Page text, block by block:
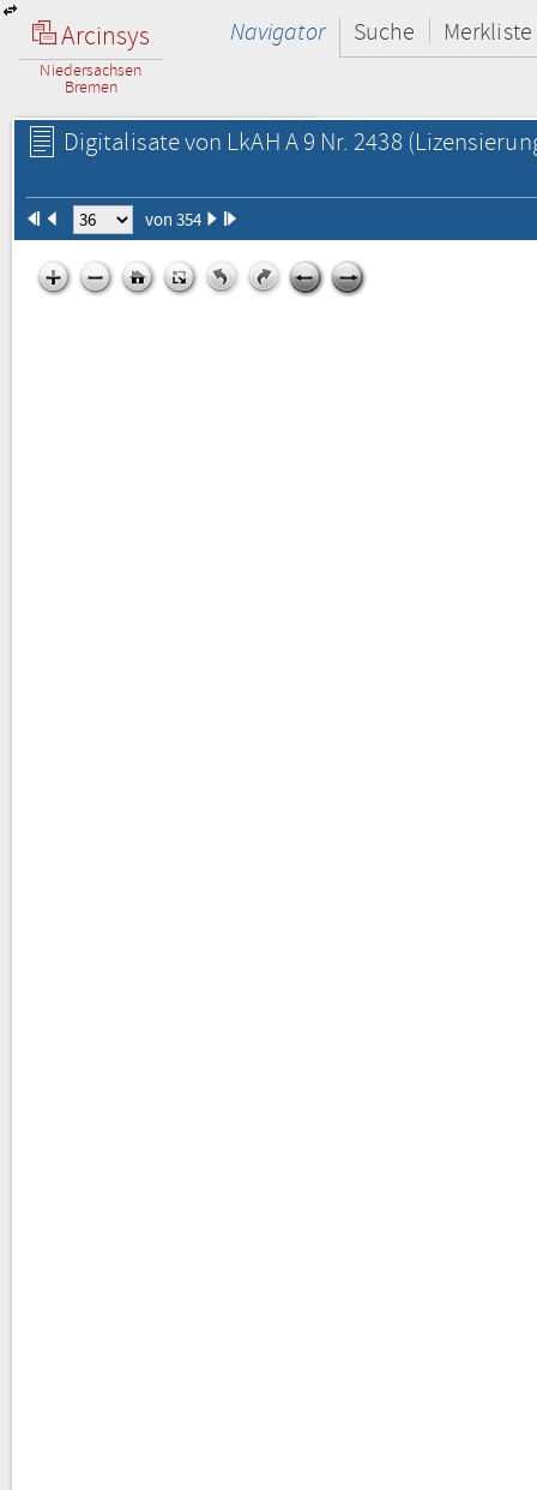
Arcinsys
Niedersachsen
Bremen
Navigator Suche Merkliste
Digitalisate von LkAH A 9 Nr. 2438
von 354